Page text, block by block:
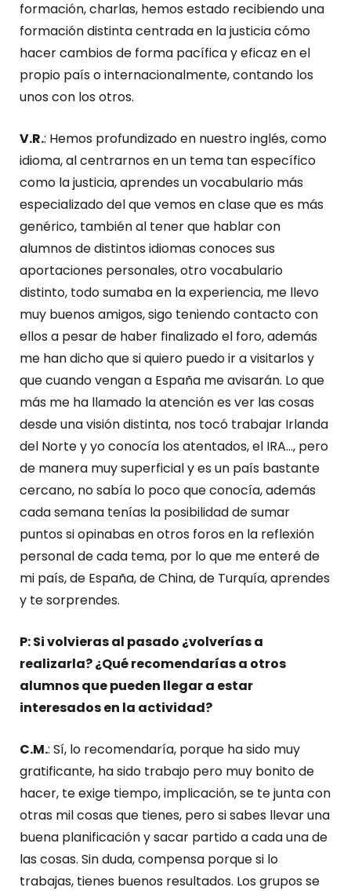
formación, charlas, hemos estado recibiendo una
formación distinta centrada en la justicia cómo
hacer cambios de forma pacífica y eficaz en el
propio país o internacionalmente, contando los
unos con los otros.
V.R.: Hemos profundizado en nuestro inglés, como
idioma, al centrarnos en un tema tan específico
como la justicia, aprendes un vocabulario más
especializado del que vemos en clase que es más
genérico, también al tener que hablar con
alumnos de distintos idiomas conoces sus
aportaciones personales, otro vocabulario
distinto, todo sumaba en la experiencia, me llevo
muy buenos amigos, sigo teniendo contacto con
ellos a pesar de haber finalizado el foro, además
me han dicho que si quiero puedo ir a visitarlos y
que cuando vengan a España me avisarán. Lo que
más me ha llamado la atención es ver las cosas
desde una visión distinta, nos tocó trabajar Irlanda
del Norte y yo conocía los atentados, el IRA…, pero
de manera muy superficial y es un país bastante
cercano, no sabía lo poco que conocía, además
cada semana tenías la posibilidad de sumar
puntos si opinabas en otros foros en la reflexión
personal de cada tema, por lo que me enteré de
mi país, de España, de China, de Turquía, aprendes
y te sorprendes.
P: Si volvieras al pasado ¿volverías a
realizarla? ¿Qué recomendarías a otros
alumnos que pueden llegar a estar
interesados en la actividad?
C.M.: Sí, lo recomendaría, porque ha sido muy
gratificante, ha sido trabajo pero muy bonito de
hacer, te exige tiempo, implicación, se te junta con
otras mil cosas que tienes, pero si sabes llevar una
buena planificación y sacar partido a cada una de
las cosas. Sin duda, compensa porque si lo
trabajas, tienes buenos resultados. Los grupos se